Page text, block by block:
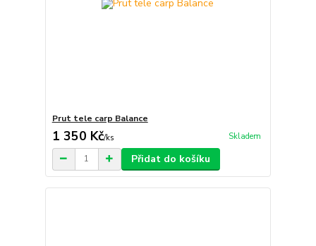
Prut tele carp Balance
1 350 Kč/ks Skladem
Přidat do košíku